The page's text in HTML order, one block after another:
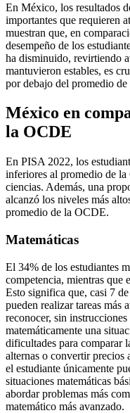
En México, los resultados
importantes que requieren
muestran que, en
desempeño de los
ha disminuido, revirtiendo
mantuvieron estables, es
por debajo del promedio de
México en
la OCDE
En PISA 2022, los
inferiores al promedio de
ciencias. Además, una
alcanzó los niveles más
promedio de la OCDE.
Matemáticas
El 34% de los estudiantes
competencia, mientras que
Esto significa que, casi 7
pueden realizar tareas más
reconocer, sin
matemáticamente una
dificultades para comparar
alternas o convertir precios
el estudiante únicamente
situaciones matemáticas
abordar problemas más
matemático más avanzado.